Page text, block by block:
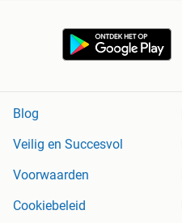
Blog
Veilig en Succesvol
Voorwaarden
Cookiebeleid